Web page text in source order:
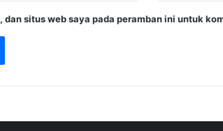
dan situs web saya pada peramban ini untuk